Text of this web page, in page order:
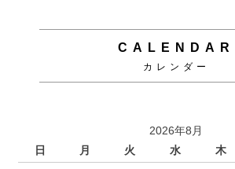
CALENDAR
カレンダー
2026年8月
日
月 火 水 木